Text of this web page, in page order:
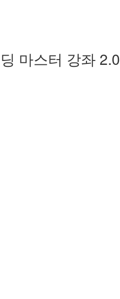
마스터 강좌 2.0